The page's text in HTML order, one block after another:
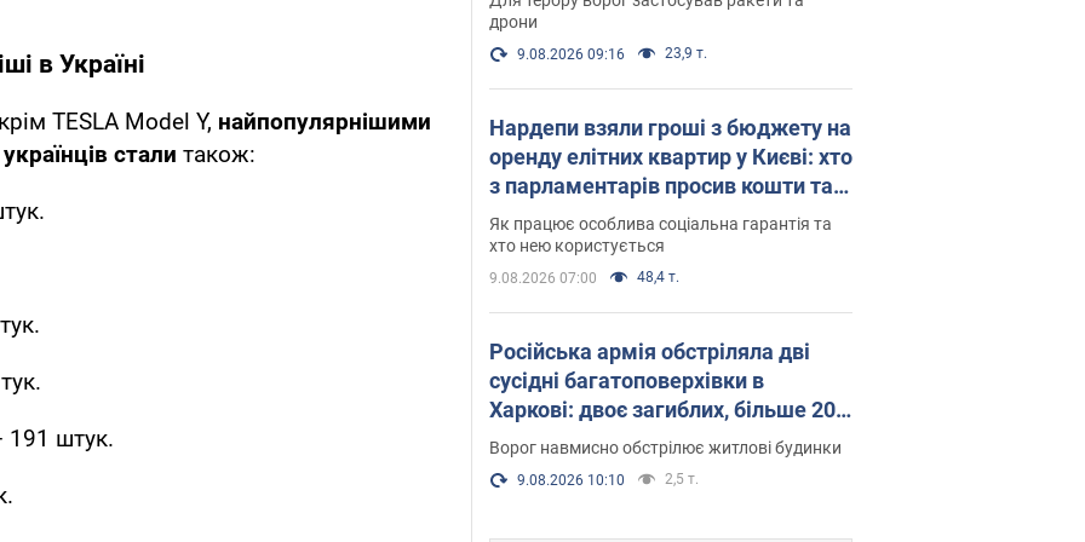
в Україні
TESLA Model Y, найпопулярнішими
стали також:
191 штук.
дрони
9.08.2026 09:16 23,9 т.
Нардепи взяли гроші з бюджету на
оренду елітних квартир у Києві: хто
з парламентарів просив кошти та
де поселився
Як працює особлива соціальна гарантія та
хто нею користується
9.08.2026 07:00 48,4 т.
Російська армія обстріляла дві
сусідні багатоповерхівки в
Харкові: двоє загиблих, більше 20
постраждалих
Ворог навмисно обстрілює житлові будинки
9.08.2026 10:10 2,5 т.